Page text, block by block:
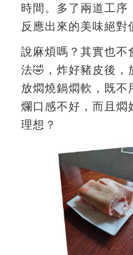
時間。多了兩道工序
反應出來的美味絕對
說麻煩嗎？其實也不
法🤣，炸好豬皮後，
放燜燒鍋燜軟，既不
爛口感不好，而且燜
理想？